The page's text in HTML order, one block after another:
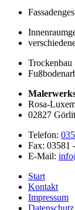
Trockenbau
Rosa-
02827
Telefon:
Fax: 03581
E-Mail:
Start
Kontakt
Impressum
Datenschutz